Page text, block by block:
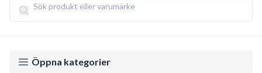
Öppna kategorier